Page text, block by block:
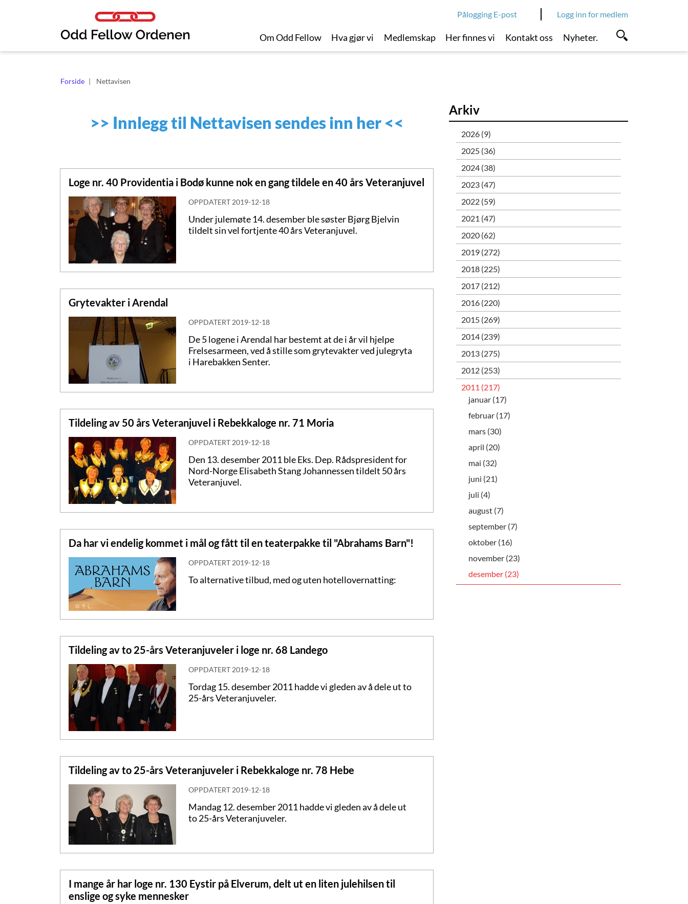
Logg inn for medlem
Pålogging E-post
Om Odd Fellow Hva gjør vi Medlemskap Her finnes vi Kontakt oss Nyheter.
Forside Nettavisen
>> Innlegg til Nettavisen sendes inn her<<
Loge nr. 40 Providentia i Bodø kunne nok en gang tildele en 40 års Veteranjuvel
OPPDATERT 2019-12-18
Under julemøte 14. desember ble søster Bjørg Bjelvin
tildelt sin vel fortjente 40 års Veteranjuvel.
Grytevakter i Arendal
OPPDATERT 2019-12-18
De 5 logene i Arendal har bestemt at de i år vil hjelpe
Frelsesarmeen, ved å stille som grytevakter ved julegryta
i Harebakken Senter.
Tildeling av 50 års Veteranjuvel i Rebekkaloge nr. 71 Moria
OPPDATERT 2019-12-18
Den 13. desember 2011 ble Eks. Dep. Rådspresident for
Nord-Norge Elisabeth Stang Johannessen tildelt 50 års
Veteranjuvel.
Da har vi endelig kommet i mål og fått til en teaterpakke til "Abrahams Barn"!
OPPDATERT 2019-12-18
To alternative tilbud, med og uten hotellovernatting:
Tildeling av to 25-års Veteranjuveler i loge nr. 68 Landego
OPPDATERT 2019-12-18
Tordag 15. desember 2011 hadde vi gleden av å dele ut to
25-års Veteranjuveler.
Tildeling av to 25-års Veteranjuveler i Rebekkaloge nr. 78 Hebe
OPPDATERT 2019-12-18
Mandag 12. desember 2011 hadde vi gleden av å dele ut
to 25-års Veteranjuveler.
I mange år har loge nr. 130 Eystir på Elverum, delt ut en liten julehilsen til
enslige og syke mennesker
Arkiv
2026 (9)
2025 (36)
2024 (38)
2023 (47)
2022 (59)
2021 (47)
2020 (62)
2019 (272)
2018 (225)
2017 (212)
2016 (220)
2015 (269)
2014 (239)
2013 (275)
2012 (253)
2011 (217)
januar (17)
februar (17)
mars (30)
april (20)
mai (32)
juni (21)
juli (4)
august (7)
september (7)
oktober (16)
november (23)
desember (23)